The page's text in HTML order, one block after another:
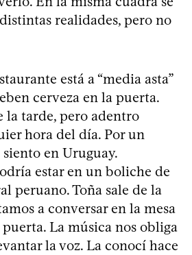
realidades, pero no
está a “media asta”
cerveza en la puerta.
la tarde, pero adentro
hora del día. Por un
en Uruguay.
estar en un boliche de
peruano. Toña sale de la
a conversar en la mesa
La música nos obliga
la voz. La conocí hace